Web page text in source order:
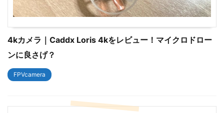
4kカメラ｜Caddx Loris 4kをレビュー！マイクロドロー
ンに良さげ？
FPVcamera